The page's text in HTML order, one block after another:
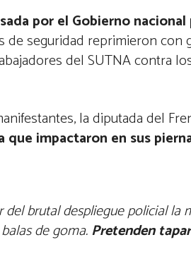
por el Gobierno nacional
de seguridad reprimieron con
del SUTNA contra
la diputada del
que impactaron en sus
del brutal despliegue policial la
de goma.Pretenden